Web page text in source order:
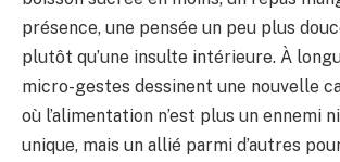
présence, une pensée un peu plus
plutôt qu’une insulte intérieure. À
micro-gestes dessinent une nouvelle
où l’alimentation n’est plus un ennemi
unique, mais un allié parmi d’autres